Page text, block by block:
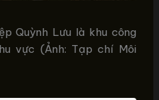
Quỳnh Lưu là khu công
vực (Ảnh: Tạp chí Môi